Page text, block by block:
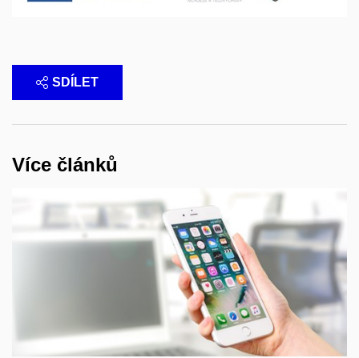
SDÍLET
Více článků